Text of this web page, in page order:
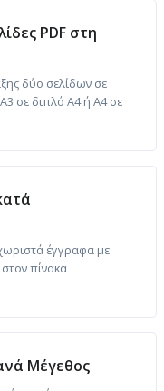
PDF στη
δύο σελίδων σε
σε διπλό A4 ή A4 σε
έγγραφα με
πίνακα
Μέγεθος